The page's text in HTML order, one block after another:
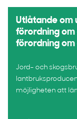
Utlåtande om
förordning
förordning
Jord- och
möjligheten att